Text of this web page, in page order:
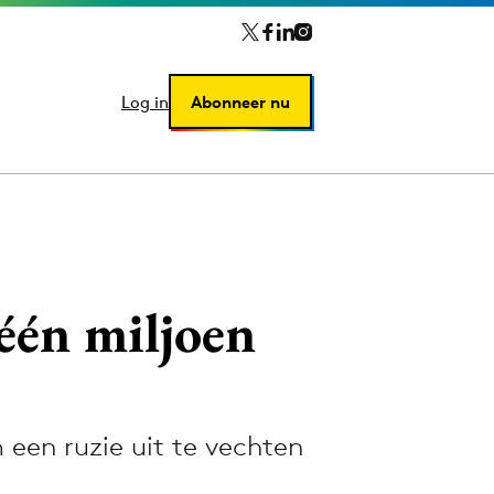
Log in Abonneer nu
Log in Abonneer nu
miljoen
ruzie uit te vechten